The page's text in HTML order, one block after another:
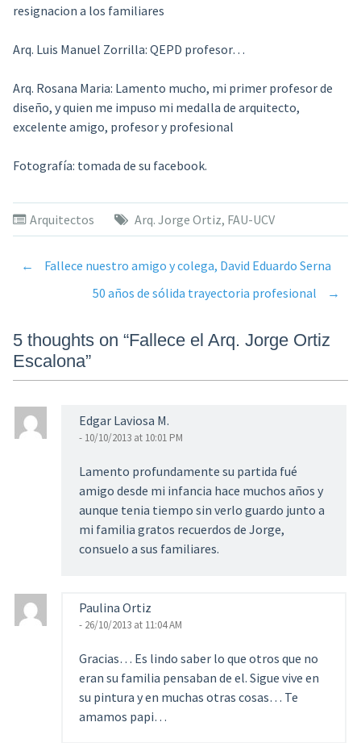
resignacion a los familiares
Arq. Luis Manuel Zorrilla: QEPD profesor…
Arq. Rosana Maria: Lamento mucho, mi primer profesor de
diseño, y quien me impuso mi medalla de arquitecto,
excelente amigo, profesor y profesional
Fotografía: tomada de su facebook.
Arquitectos Arq. Jorge Ortiz, FAU-UCV
Post
navigation
←
Fallece nuestro amigo y colega, David Eduardo Serna
50 años de sólida trayectoria profesional
→
5 thoughts on “Fallece el Arq. Jorge Ortiz
Escalona”
Edgar Laviosa M.
- 10/10/2013 at 10:01 PM
Lamento profundamente su partida fué
amigo desde mi infancia hace muchos años y
aunque tenia tiempo sin verlo guardo junto a
mi familia gratos recuerdos de Jorge,
consuelo a sus familiares.
Paulina Ortiz
- 26/10/2013 at 11:04 AM
Gracias… Es lindo saber lo que otros que no
eran su familia pensaban de el. Sigue vive en
su pintura y en muchas otras cosas… Te
amamos papi…